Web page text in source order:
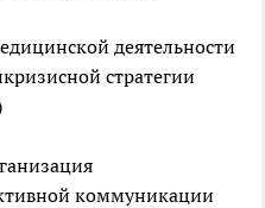
деятельности
стратегии
коммуникации